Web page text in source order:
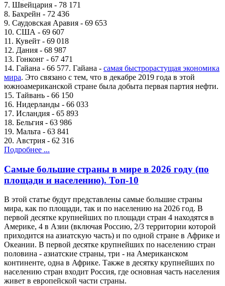
7. Швейцария - 78 171
8. Бахрейн - 72 436
9. Саудовская Аравия - 69 653
10. США - 69 607
11. Кувейт - 69 018
12. Дания - 68 987
13. Гонконг - 67 471
14. Гайана - 66 577. Гайана - самая быстрорастущая экономика
мира. Это связано с тем, что в декабре 2019 года в этой
южноамериканской стране была добыта первая партия нефти.
15. Тайвань - 66 150
16. Нидерланды - 66 033
17. Исландия - 65 893
18. Бельгия - 63 986
19. Мальта - 63 841
20. Австрия - 62 316
Подробнее ...
Самые большие страны в мире в 2026 году (по
площади и населению). Топ-10
В этой статье будут представлены самые большие страны
мира, как по площади, так и по населению на 2026 год. В
первой десятке крупнейших по площади стран 4 находятся в
Америке, 4 в Азии (включая Россию, 2/3 территории которой
приходится на азиатскую часть) и по одной стране в Африке и
Океании. В первой десятке крупнейших по населению стран
половина - азиатские страны, три - на Американском
континенте, одна в Африке. Также в десятку крупнейших по
населению стран входит Россия, где основная часть населения
живет в европейской части страны.